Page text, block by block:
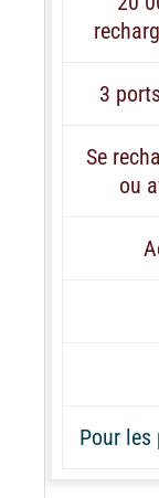
3
Se
ou
Pour les